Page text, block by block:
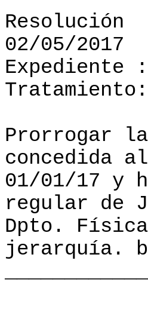
Resolución
02/05/2017
Expediente :
Prorrogar
concedida
01/01/17 y
regular de
Dpto.
jerarquía. b